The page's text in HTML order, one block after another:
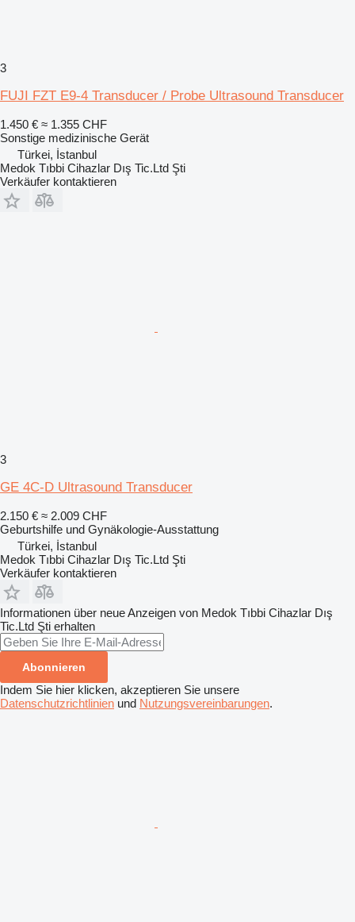
3
FUJI FZT E9-4 Transducer / Probe Ultrasound Transducer
1.450 € ≈ 1.355 CHF
Sonstige medizinische Gerät
Türkei, İstanbul
Medok Tıbbi Cihazlar Dış Tic.Ltd Şti
Verkäufer kontaktieren
3
GE 4C-D Ultrasound Transducer
2.150 € ≈ 2.009 CHF
Geburtshilfe und Gynäkologie-Ausstattung
Türkei, İstanbul
Medok Tıbbi Cihazlar Dış Tic.Ltd Şti
Verkäufer kontaktieren
Informationen über neue Anzeigen von Medok Tıbbi Cihazlar Dış
Tic.Ltd Şti erhalten
Abonnieren
Indem Sie hier klicken, akzeptieren Sie unsere
Datenschutzrichtlinien und Nutzungsvereinbarungen.